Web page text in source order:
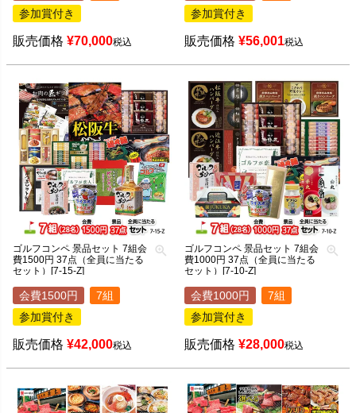
参加賞付き
販売価格 ¥70,000税込
参加賞付き
販売価格 ¥56,001税込
ゴルフコンペ 景品セット 7組会
費1500円 37点（全員に当たる
セット）[7-15-Z]
会費1500円
7組
参加賞付き
販売価格 ¥42,000税込
ゴルフコンペ 景品セット 7組会
費1000円 37点（全員に当たる
セット）[7-10-Z]
会費1000円
7組
参加賞付き
販売価格 ¥28,000税込